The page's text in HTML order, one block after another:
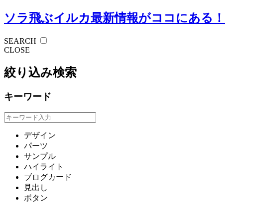
ソラ飛ぶイルカ最新情報がココにある！
SEARCH
CLOSE
絞り込み検索
キーワード
デザイン
パーツ
サンプル
ハイライト
ブログカード
見出し
ボタン